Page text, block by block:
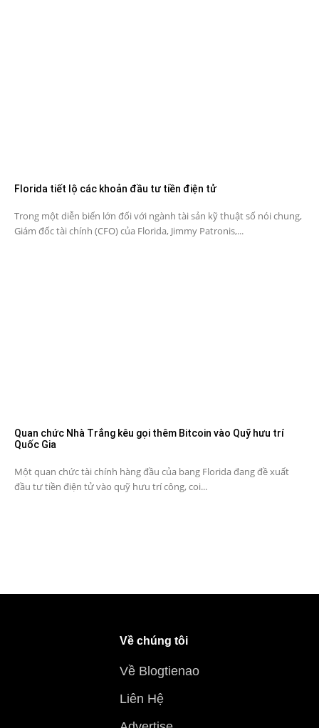
Florida tiết lộ các khoản đầu tư tiền điện tử
Trong một diễn biến lớn đối với ngành tài sản kỹ thuật số nói chung,
Giám đốc tài chính (CFO) của Florida, Jimmy Patronis,...
Quan chức Nhà Trắng kêu gọi thêm Bitcoin vào Quỹ hưu trí
Quốc Gia
Một quan chức tài chính hàng đầu của bang Florida đang đề xuất
đầu tư tiền điện tử vào quỹ hưu trí công, coi...
Về chúng tôi
Về Blogtienao
Liên Hệ